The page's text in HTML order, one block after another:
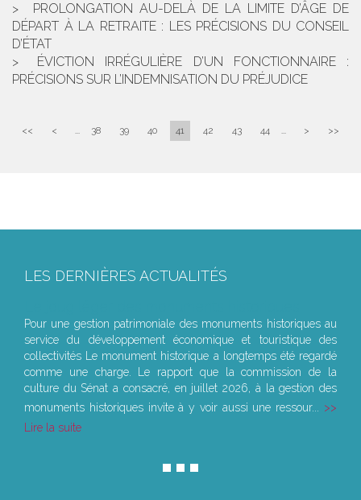
PROLONGATION AU-DELÀ DE LA LIMITE D’ÂGE DE
DÉPART À LA RETRAITE : LES PRÉCISIONS DU CONSEIL
D’ÉTAT
ÉVICTION IRRÉGULIÈRE D’UN FONCTIONNAIRE :
PRÉCISIONS SUR L’INDEMNISATION DU PRÉJUDICE
<< < ... 38 39 40 41 42 43 44 ... > >>
LES DERNIÈRES ACTUALITÉS
Pour une gestion patrimoniale des monuments historiques au
service du développement économique et touristique des
collectivités Le monument historique a longtemps été regardé
comme une charge. Le rapport que la commission de la
culture du Sénat a consacré, en juillet 2026, à la gestion des
monuments historiques invite à y voir aussi une ressour...
Lire la suite